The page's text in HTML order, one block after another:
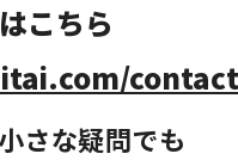
こちら
さな疑問でも